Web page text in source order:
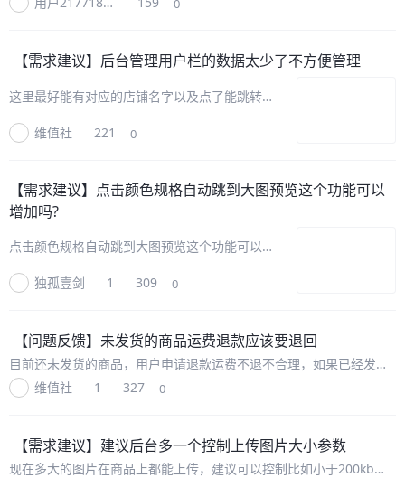
0
【需求建议】 后台管理用户栏的数据太少了不方便管理
这里最好能有对应的店铺名字以及点了能跳转，
维值社
221 0
【需求建议】 点击颜色规格自动跳到大图预览这个功能可以
增加吗?
点击颜色规格自动跳到大图预览这个功能可以增
https://www.colortee.com/goodsDetails?
独孤壹剑 1 309 0
【问题反馈】 未发货的商品运费退款应该要退回
目前还未发货的商品，用户申请退款运费不退不合理，如果已经发货
了那么是不能退运费。这也和大部分电商包括京东淘宝的习惯认知一
致。
维值社 1 327 0
【需求建议】 建议后台多一个控制上传图片大小参数
现在多大的图片在商品上都能上传，建议可以控制比如小于200kb一